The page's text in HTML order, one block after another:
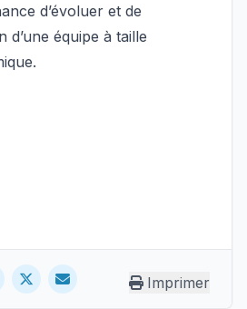
d’évoluer et de
d’une équipe à taille
Imprimer